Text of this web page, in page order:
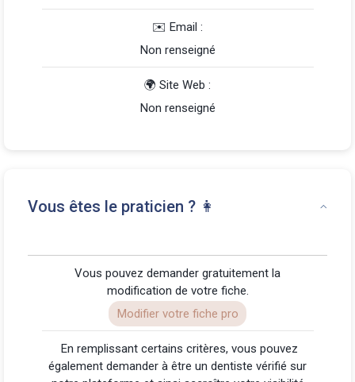
️✉️ Email :
Non renseigné
🌍 Site Web :
Non renseigné
Vous êtes le praticien ? 👩
Vous pouvez demander gratuitement la
modification de votre fiche.
Modifier votre fiche pro
️ En remplissant certains critères, vous pouvez
également demander à être un dentiste vérifié sur